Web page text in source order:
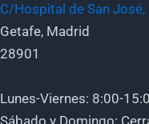
C/Hospital de San José,
Getafe, Madrid
28901
Lunes-Viernes: 8:00-
Sábado y Domingo: